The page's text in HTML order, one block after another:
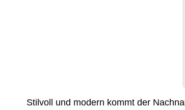
Stilvoll und modern kommt der